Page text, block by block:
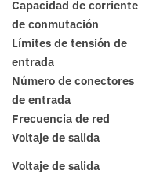
Capacidad de corriente
de conmutación
Límites de tensión de
entrada
Número de conectores
de entrada
Frecuencia de red
Voltaje de salida
Voltaje de salida